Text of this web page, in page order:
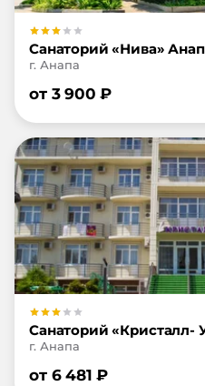
Санаторий «Нива»
г. Анапа
от 3 900 ₽
Санаторий «Кристалл-
г. Анапа
от 6 481 ₽